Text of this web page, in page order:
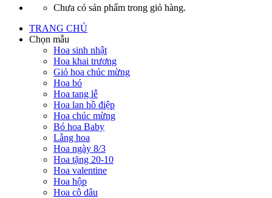
Chưa có sản phẩm trong giỏ hàng.
TRANG CHỦ
Chọn mẫu
Hoa sinh nhật
Hoa khai trương
Giỏ hoa chúc mừng
Hoa bó
Hoa tang lễ
Hoa lan hồ điệp
Hoa chúc mừng
Bó hoa Baby
Lẵng hoa
Hoa ngày 8/3
Hoa tặng 20-10
Hoa valentine
Hoa hộp
Hoa cô dâu